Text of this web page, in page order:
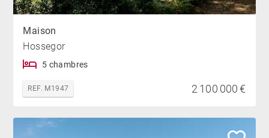
Maison
Hossegor
5 chambres
REF. M1947 2 100 000 €